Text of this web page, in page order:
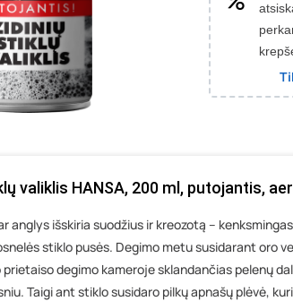
valiklis HANSA, 200 ml, putojantis,
anglys išskiria suodžius ir kreozotą –
stiklo pusės. Degimo metu susidarant oro
degimo kameroje sklandančias pelenų
Taigi ant stiklo susidaro pilkų apnašų plėvė,